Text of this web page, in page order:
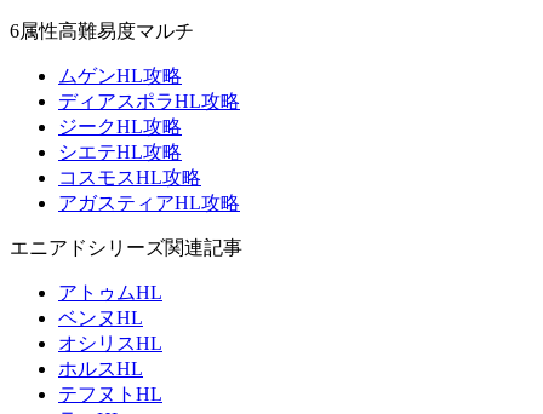
6属性高難易度マルチ
ムゲンHL攻略
ディアスポラHL攻略
ジークHL攻略
シエテHL攻略
コスモスHL攻略
アガスティアHL攻略
エニアドシリーズ関連記事
アトゥムHL
ベンヌHL
オシリスHL
ホルスHL
テフヌトHL